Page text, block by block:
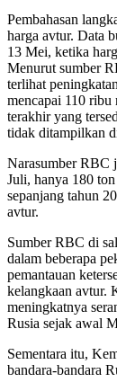
Pembahasan
harga avtur. Data
13 Mei, ketika
Menurut sumber
terlihat
mencapai 110
terakhir yang
tidak ditampilkan
Narasumber RBC
Juli, hanya 180
sepanjang tahun
avtur.
Sumber RBC di
dalam beberapa
pemantauan
kelangkaan avtur.
meningkatnya
Rusia sejak awal
Sementara itu,
bandara-bandara